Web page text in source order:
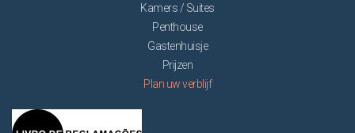
Kamers / Suites
Penthouse
Gastenhuisje
Prijzen
Plan uw verblijf